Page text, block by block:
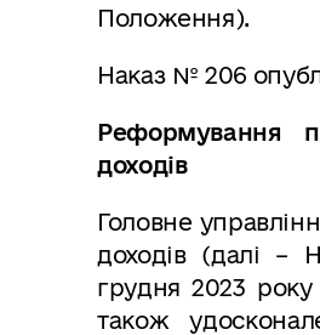
Положення).
Наказ № 206
Реформування
доходів
Головне
доходів (далі –
грудня 2023
також